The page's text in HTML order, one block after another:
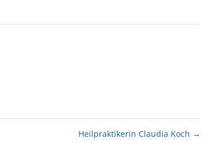
Heilpraktikerin Claudia Koch →